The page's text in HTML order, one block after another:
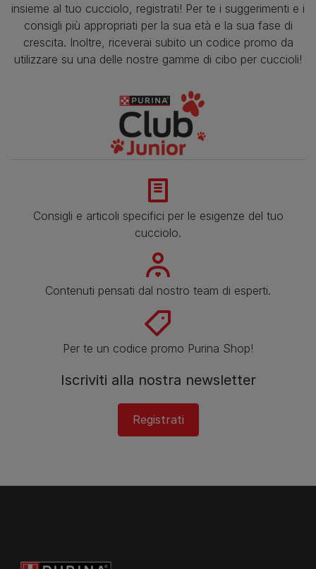
insieme al tuo cucciolo, registrati! Per te i suggerimenti e i
consigli più appropriati per la sua età e la sua fase di
crescita. Inoltre, riceverai subito un codice promo da
utilizzare su una delle nostre gamme di cibo per cuccioli!
Consigli e articoli specifici per le esigenze del tuo
cucciolo.
Contenuti pensati dal nostro team di esperti.
Per te un codice promo Purina Shop!
Iscriviti alla nostra newsletter
Registrati